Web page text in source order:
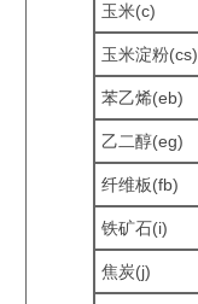
玉米(c)
玉米淀粉(cs)
苯乙烯(eb)
乙二醇(eg)
纤维板(fb)
铁矿石(i)
焦炭(j)